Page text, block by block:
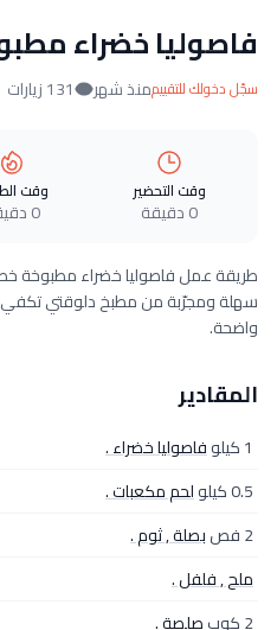
فاصوليا خضراء
سجّل دخولك للتقييممنذ شهر 131 زيارات
وقت التحضير
0 دقيقة
وقت
0 دقيقة
واضحة.
المقادير
1 كيلو
فاصوليا خضراء .
0.5 كيلو
لحم مكعبات .
2 فص
بصلة , ثوم .
ملح , فلفل .
2 كوب
صلصة .